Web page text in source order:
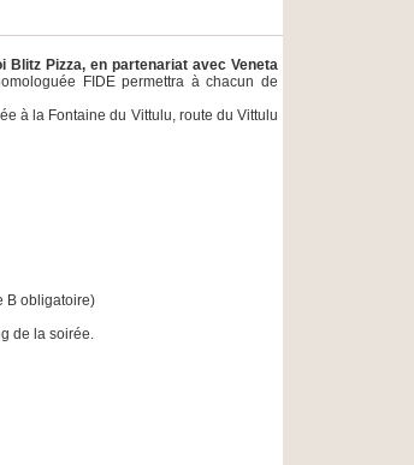
Blitz Pizza, en partenariat avec Veneta
FIDE permettra à chacun de
à la Fontaine du Vittulu, route du Vittulu
B obligatoire)
de la soirée.